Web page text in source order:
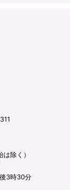
除く）
3時30分